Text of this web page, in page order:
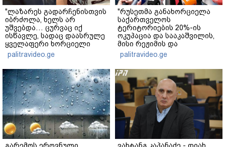
"ლაზარეს გადარჩენისთვის
იბრძოლა, ხელს არ
უშვებდა… ცურვაც იქ
ისწავლე, სადაც დაასრულე
ყველაფერი ხორციელი
ცხოვრებიდან" – რას წერს
ხობში დაღუპული დედა-
შვილის ახლობელი?
palitravideo.ge
"რუსეთმა განახორციელა
საქართველოს
ტერიტორიების 20%-ის
ოკუპაცია და სააკაშვილის,
მისი რეჟიმის და
"ნაცმოძრაობის" ღალატი
ვერანაირად ვერ
გადაფარავს ამ
დანაშაულს" - ირაკლი
კობახიძე
palitravideo.ge